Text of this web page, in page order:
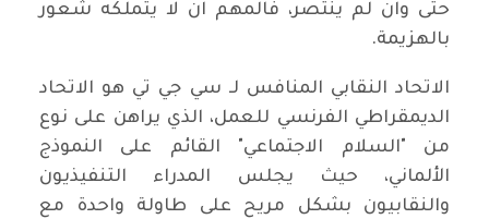
حتى وان لم ينتصر، فالمهم ان لا يتملكه شعور
بالهزيمة.
الاتحاد النقابي المنافس لـ سي جي تي هو الاتحاد
الديمقراطي الفرنسي للعمل، الذي يراهن على نوع
من "السلام الاجتماعي" القائم على النموذج
الألماني، حيث يجلس المدراء التنفيذيون
والنقابيون بشكل مريح على طاولة واحدة مع